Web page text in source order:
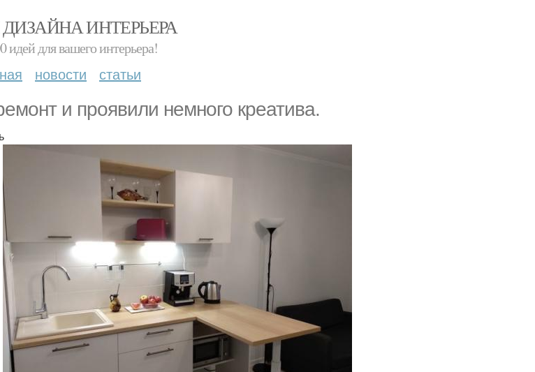
ИНТЕРЬЕРА
идей для вашего интерьера!
новости статьи
и проявили немного креатива.